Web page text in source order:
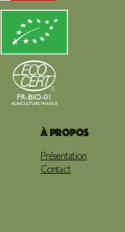
À propos
Présentation
Contact